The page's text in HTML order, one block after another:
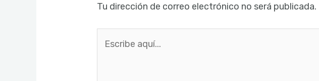
Tu dirección de correo electrónico no será publicada.